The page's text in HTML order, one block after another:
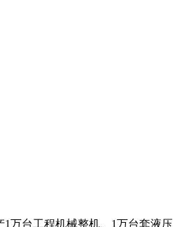
万台工程机械整机、1万台套液压